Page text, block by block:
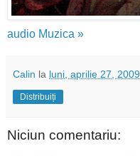
audio Muzica »
Calin la luni, aprilie 27, 2009
Distribuiți
Niciun comentariu: